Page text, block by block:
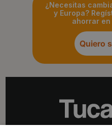
¿Necesitas
y Europa?
ahorrar
Quiero